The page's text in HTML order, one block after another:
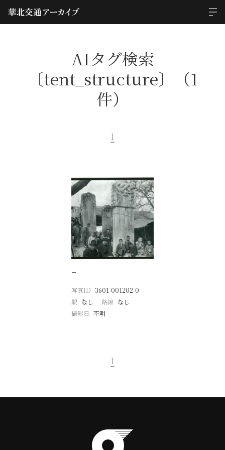
AIタグ検索
〔tent_structure〕（1
件）
1
−
写真ID 3601-001202-0
駅 なし 路線 なし
撮影日
不明
1